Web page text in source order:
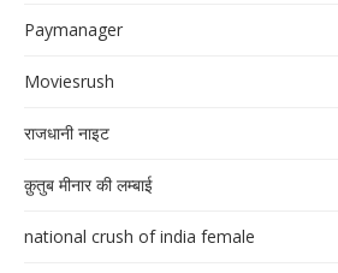
Paymanager
Moviesrush
राजधानी नाइट
क़ुतुब मीनार की लम्बाई
national crush of india female